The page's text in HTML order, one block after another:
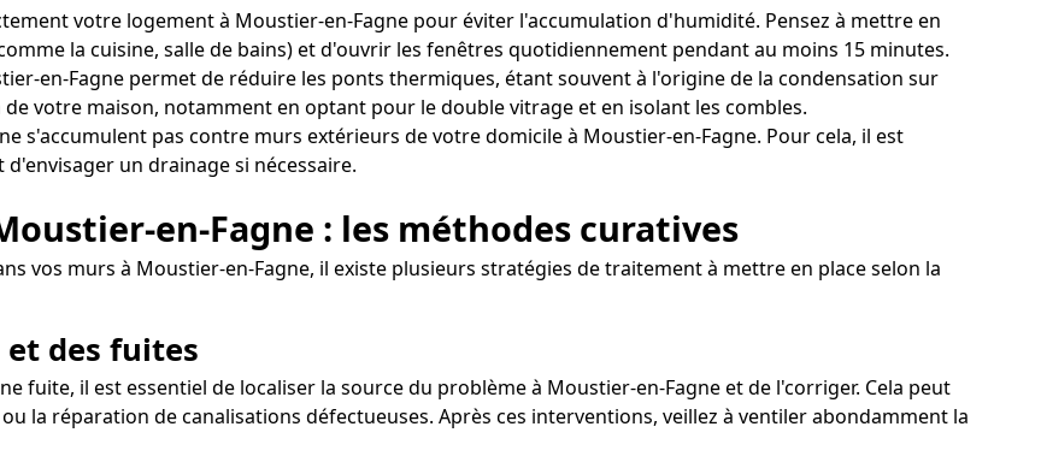
votre logement à Moustier-en-Fagne pour éviter l'accumulation d'humidité. Pensez à mettre en
la cuisine, salle de bains) et d'ouvrir les fenêtres quotidiennement pendant au moins 15 minutes.
en-Fagne permet de réduire les ponts thermiques, étant souvent à l'origine de la condensation sur
votre maison, notamment en optant pour le double vitrage et en isolant les combles.
s'accumulent pas contre murs extérieurs de votre domicile à Moustier-en-Fagne. Pour cela, il est
un drainage si nécessaire.
en-Fagne : les méthodes curatives
vos murs à Moustier-en-Fagne, il existe plusieurs stratégies de traitement à mettre en place selon la
des fuites
fuite, il est essentiel de localiser la source du problème à Moustier-en-Fagne et de l'corriger. Cela peut
la réparation de canalisations défectueuses. Après ces interventions, veillez à ventiler abondamment la